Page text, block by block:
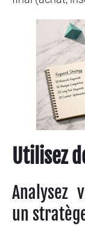
Utilisez
Analysez
un